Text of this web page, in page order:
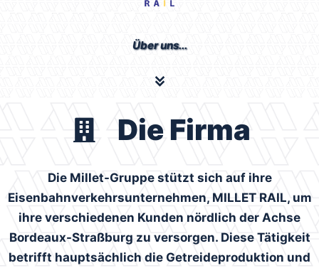
Über uns...
Die Firma
Die Millet-Gruppe stützt sich auf ihre
Eisenbahnverkehrsunternehmen, MILLET RAIL, um
ihre verschiedenen Kunden nördlich der Achse
Bordeaux-Straßburg zu versorgen. Diese Tätigkeit
betrifft hauptsächlich die Getreideproduktion und